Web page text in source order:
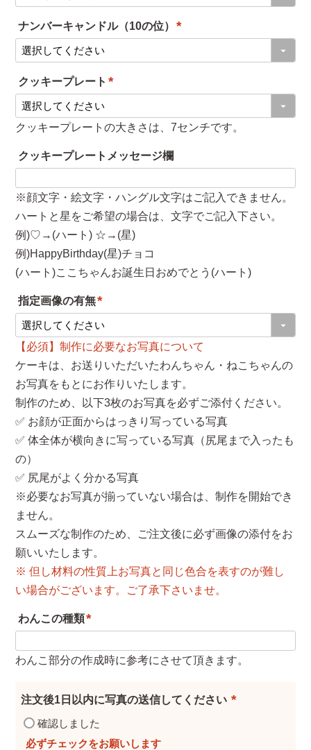
必
須
ナンバーキャンドル（10の位）
必
クッキープレート
必
)
クッキープレートの大きさは、7センチです。
クッキープレートメッセージ欄
※顔文字・絵文字・ハングル文字はご記入できません。
ハートと星をご希望の場合は、文字でご記入下さい。
例)♡→(ハート) ☆→(星)
例)HappyBirthday(星)チョコ
(ハート)ここちゃんお誕生日おめでとう(ハート)
指定画像の有無
必
須
【必須】制作に必要なお写真について
ケーキは、お送りいただいたわんちゃん・ねこちゃんの
お写真をもとにお作りいたします。
制作のため、以下3枚のお写真を必ずご添付ください。
✅ お顔が正面からはっきり写っている写真
✅ 体全体が横向きに写っている写真（尻尾まで入ったも
の）
✅ 尻尾がよく分かる写真
※必要なお写真が揃っていない場合は、制作を開始でき
ません。
スムーズな制作のため、ご注文後に必ず画像の添付をお
願いいたします。
※ 但し材料の性質上お写真と同じ色合を表すのが難し
い場合がございます。ご了承下さいませ。
わんこの種類
必
)
わんこ部分の作成時に参考にさせて頂きます。
注文後1日以内に写真の送信してください
確認しました